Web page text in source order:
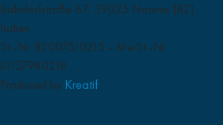
Bahnhofstraße 67, 39025 Naturns (BZ)
Italien.
St.-Nr. 82007510215 - MwSt.-Nr.
01157980218
Produced by Kreatif.